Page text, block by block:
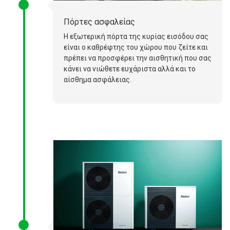
Πόρτες ασφαλείας
Η εξωτερική πόρτα της κυρίας εισόδου σας
είναι ο καθρέφτης του χώρου που ζείτε και
πρέπει να προσφέρει την αισθητική που σας
κάνει να νιώθετε ευχάριστα αλλά και το
αίσθημα ασφάλειας.